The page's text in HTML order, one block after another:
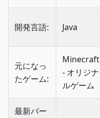
開発言語: Java
元になっ
たゲーム:
Minecraft
- オリジナ
ルゲーム
最新バー